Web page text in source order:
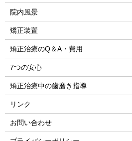
院内風景
矯正装置
矯正治療のQ＆A・費用
7つの安心
矯正治療中の歯磨き指導
リンク
お問い合わせ